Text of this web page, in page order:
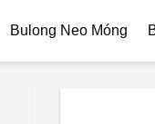
Bulong Neo Móng